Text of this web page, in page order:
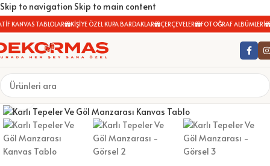
Skip to navigation Skip to main content
KANVAS TABLOLAR KİŞİYE ÖZEL KUPA BARDAKLAR ÇERÇEVELER FOTOĞRAF ALBÜMLERİ
Büyütmek için tıklayın